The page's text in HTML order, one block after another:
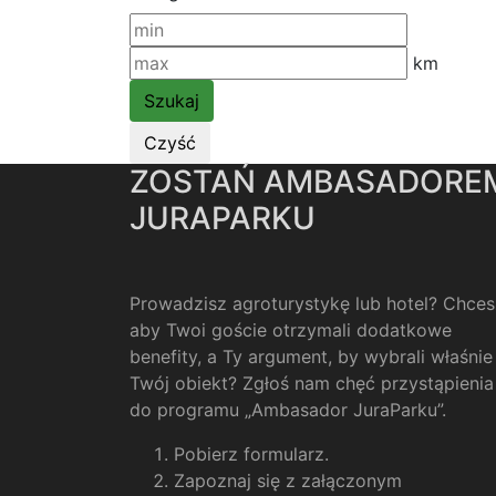
km
ZOSTAŃ
JURAPARKU
Prowadzisz agroturystykę lub hotel?
aby Twoi goście otrzymali dodatkowe
benefity, a Ty argument, by wybrali właśnie
Twój obiekt? Zgłoś nam chęć przystąpienia
do programu „Ambasador JuraParku”.
Pobierz formularz.
Zapoznaj się z załączonym